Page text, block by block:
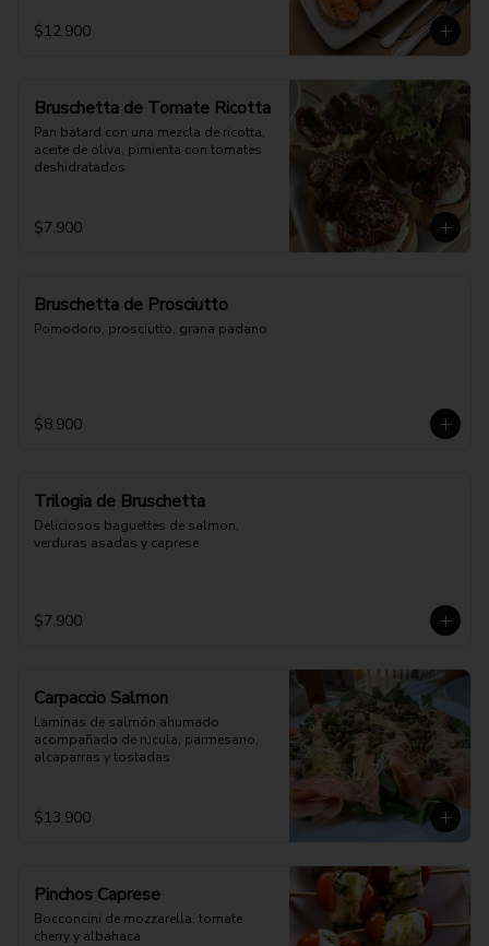
$12.900
Bruschetta de Tomate Ricotta
Pan batard con una mezcla de ricotta,
aceite de oliva, pimienta con tomates
deshidratados
$7.900
Bruschetta de Prosciutto
Pomodoro, prosciutto, grana padano
$8.900
Trilogia de Bruschetta
Deliciosos baguettes de salmon,
verduras asadas y caprese
$7.900
Carpaccio Salmon
Laminas de salmón ahumado
acompañado de rucula, parmesano,
alcaparras y tostadas
$13.900
Pinchos Caprese
Bocconcini de mozzarella, tomate
cherry y albahaca